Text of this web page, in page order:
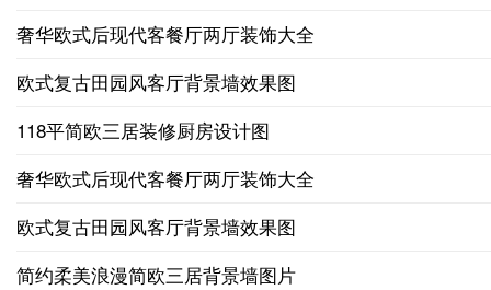
奢华欧式后现代客餐厅两厅装饰大全
欧式复古田园风客厅背景墙效果图
118平简欧三居装修厨房设计图
奢华欧式后现代客餐厅两厅装饰大全
欧式复古田园风客厅背景墙效果图
简约柔美浪漫简欧三居背景墙图片